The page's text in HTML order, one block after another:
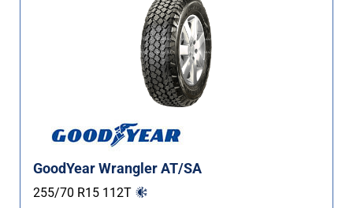
GoodYear Wrangler AT/SA
255/70 R15 112T